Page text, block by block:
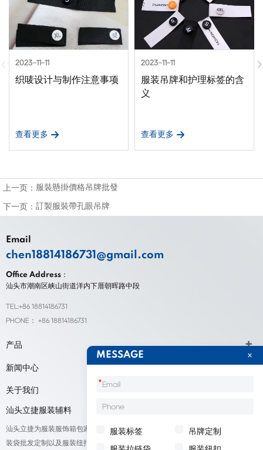
2023-11-11
织唛设计与制作注意事项
查看更多
2023-11-11
服装吊牌和护理标签的含
义
查看更多
上一页： 服裝懸掛價格吊牌批發
下一页： 訂製服裝帶孔眼吊牌
Email
chen18814186731@gmail.com
Office Address：
汕头市潮南区峡山街道洋内下厝朝晖路中段
TEL:+86 18814186731
PHONE： +86 18814186731
产品
新闻中心
关于我们
汕头立捷服装辅料
汕头立捷为服装服饰箱包家纺鞋帽标签等产品厂家提供标签定制、吊牌定做、包
装袋批发定制以及服装纽扣低价批量出售；我们承接来自全球的订单，欢迎采
MESSAGE
*
服装标签 吊牌定制